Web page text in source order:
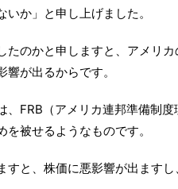
か」と申し上げました。
たのかと申しますと、アメリ
響が出るからです。
、FRB（アメリカ連邦準備制
を被せるようなものです。
すと、株価に悪影響が出ます